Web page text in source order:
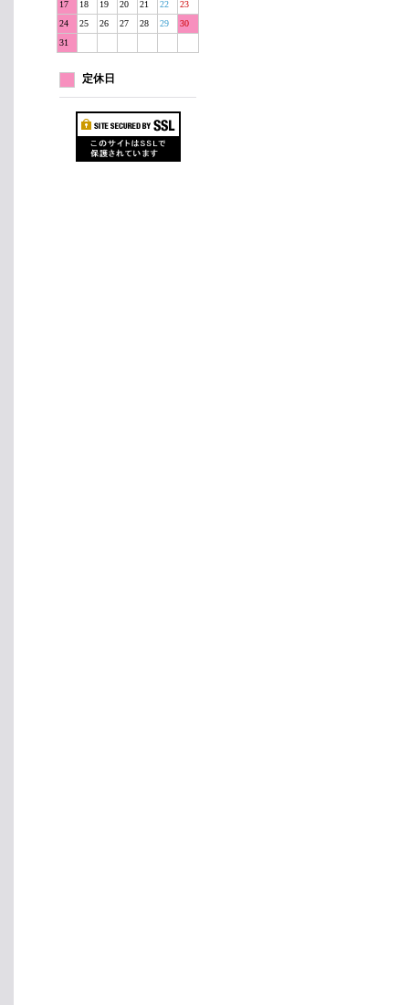
17 18 19 20 21 22
23
24
25 26 27 28 29
30
31
定休日